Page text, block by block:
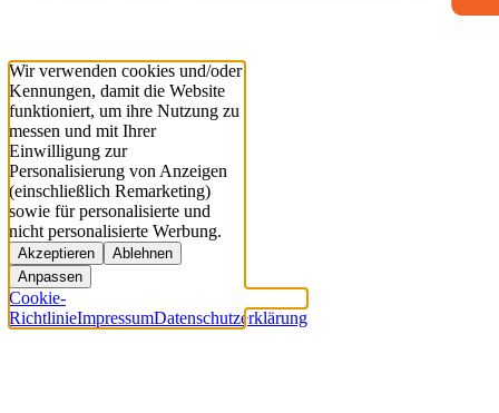
Wir verwenden cookies und/oder
Kennungen, damit die Website
funktioniert, um ihre Nutzung zu
messen und mit Ihrer
Einwilligung zur
Personalisierung von Anzeigen
(einschließlich Remarketing)
sowie für personalisierte und
nicht personalisierte Werbung.
Akzeptieren
Ablehnen
Anpassen
Cookie-
RichtlinieImpressumDatenschutzerklärung